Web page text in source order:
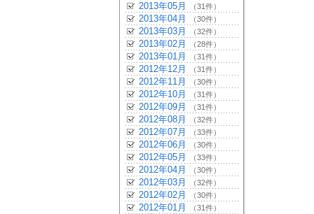
2013年05月 （31件）
2013年04月 （30件）
2013年03月 （32件）
2013年02月 （28件）
2013年01月 （31件）
2012年12月 （31件）
2012年11月 （30件）
2012年10月 （31件）
2012年09月 （31件）
2012年08月 （32件）
2012年07月 （33件）
2012年06月 （30件）
2012年05月 （33件）
2012年04月 （30件）
2012年03月 （32件）
2012年02月 （30件）
2012年01月 （31件）